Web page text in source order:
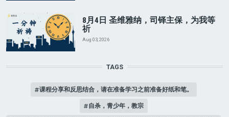
8月4日 圣维雅纳，司铎主保，为我等
祈
Aug 03, 2026
TAGS
课程分享和反思结合，请在准备学习之前准备好纸和笔。
自杀，青少年，教宗